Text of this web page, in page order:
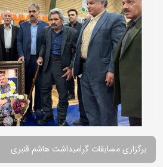
برگزاری مسابقات گرامیداشت هاشم قنبری